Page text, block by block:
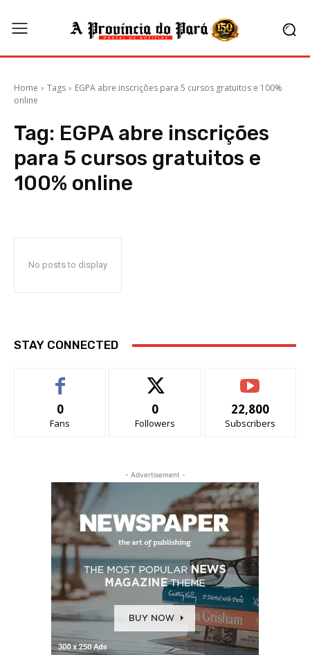
Home Tags
EGPA abre inscrições para 5 cursos gratuitos e 100%
online
Tag: EGPA abre inscrições
para 5 cursos gratuitos e
100% online
No posts to display
STAY CONNECTED
0
Fans
0
Followers
22,800
Subscribers
- Advertisement -